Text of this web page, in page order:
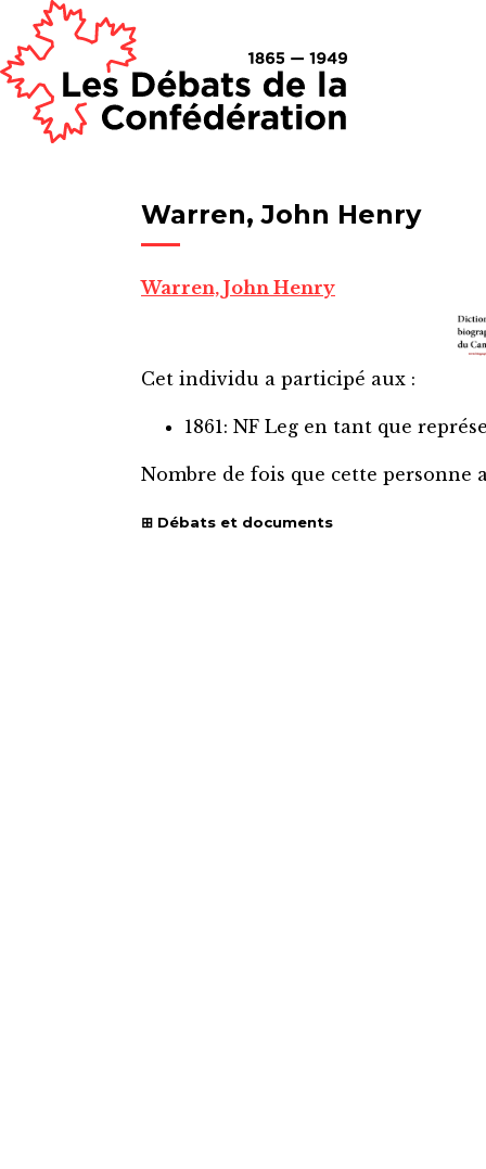
Warren, John Henry
Warren, John Henry
Cet individu a participé aux :
1861: NF Leg en tant que
Nombre de fois que cette personne
Débats et documents